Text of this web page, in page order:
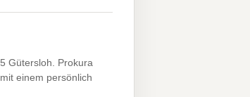
Gütersloh. Prokura
einem persönlich